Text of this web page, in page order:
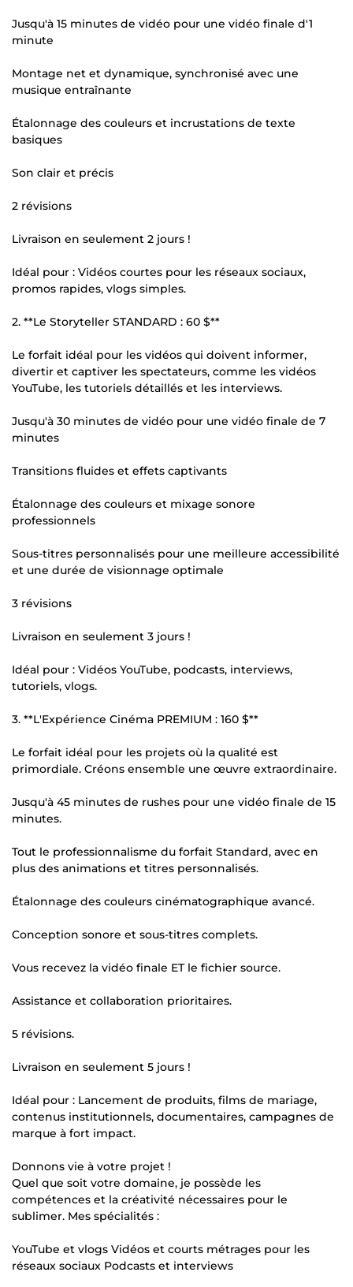
Jusqu'à 15 minutes de vidéo pour une vidéo finale d'1
minute
Montage net et dynamique, synchronisé avec une
musique entraînante
Étalonnage des couleurs et incrustations de texte
basiques
Son clair et précis
2 révisions
Livraison en seulement 2 jours !
Idéal pour : Vidéos courtes pour les réseaux sociaux,
promos rapides, vlogs simples.
2. **Le Storyteller STANDARD : 60 $**
Le forfait idéal pour les vidéos qui doivent informer,
divertir et captiver les spectateurs, comme les vidéos
YouTube, les tutoriels détaillés et les interviews.
Jusqu'à 30 minutes de vidéo pour une vidéo finale de 7
minutes
Transitions fluides et effets captivants
Étalonnage des couleurs et mixage sonore
professionnels
Sous-titres personnalisés pour une meilleure accessibilité
et une durée de visionnage optimale
3 révisions
Livraison en seulement 3 jours !
Idéal pour : Vidéos YouTube, podcasts, interviews,
tutoriels, vlogs.
3. **L'Expérience Cinéma PREMIUM : 160 $**
Le forfait idéal pour les projets où la qualité est
primordiale. Créons ensemble une œuvre extraordinaire.
Jusqu'à 45 minutes de rushes pour une vidéo finale de 15
minutes.
Tout le professionnalisme du forfait Standard, avec en
plus des animations et titres personnalisés.
Étalonnage des couleurs cinématographique avancé.
Conception sonore et sous-titres complets.
Vous recevez la vidéo finale ET le fichier source.
Assistance et collaboration prioritaires.
5 révisions.
Livraison en seulement 5 jours !
Idéal pour : Lancement de produits, films de mariage,
contenus institutionnels, documentaires, campagnes de
marque à fort impact.
Donnons vie à votre projet !
Quel que soit votre domaine, je possède les
compétences et la créativité nécessaires pour le
sublimer. Mes spécialités :
YouTube et vlogs Vidéos et courts métrages pour les
réseaux sociaux Podcasts et interviews